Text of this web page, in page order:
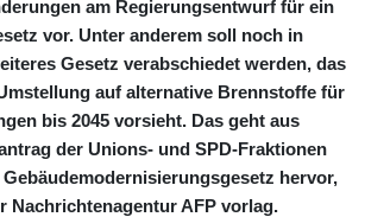
am Regierungsentwurf für ein
vor. Unter anderem soll noch in
Gesetz verabschiedet werden, das
auf alternative Brennstoffe für
bis 2045 vorsieht. Das geht aus
der Unions- und SPD-Fraktionen
hervor,
Nachrichtenagentur AFP vorlag.